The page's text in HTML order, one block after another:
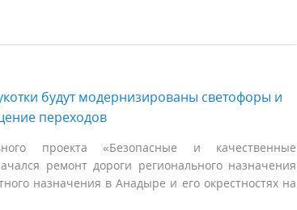
будут модернизированы светофоры и
переходов
проекта «Безопасные и качественные
ремонт дороги регионального назначения
назначения в Анадыре и его окрестностях на